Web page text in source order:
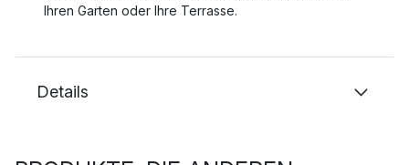
Ihren Garten oder Ihre Terrasse.
Details